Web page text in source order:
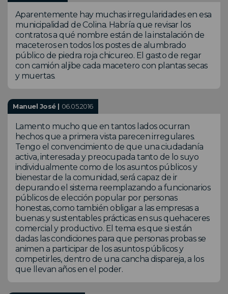
Aparentemente hay muchas irregularidades en esa
municipalidad de Colina. Habría que revisar los
contratos a qué nombre están de la instalación de
maceteros en todos los postes de alumbrado
público de piedra roja chicureo. El gasto de regar
con camión aljibe cada macetero con plantas secas
y muertas.
Manuel José | 06.05.2016
Lamento mucho que en tantos lados ocurran
hechos que a primera vista parecen irregulares.
Tengo el convencimiento de que una ciudadanía
activa, interesada y preocupada tanto de lo suyo
individualmente como de los asuntos públicos y
bienestar de la comunidad, será capaz de ir
depurando el sistema reemplazando a funcionarios
públicos de elección popular por personas
honestas, como también obligar a las empresas a
buenas y sustentables prácticas en sus quehaceres
comercial y productivo. El tema es que si están
dadas las condiciones para que personas probas se
animen a participar de los asuntos públicos y
competirles, dentro de una cancha dispareja, a los
que llevan años en el poder.